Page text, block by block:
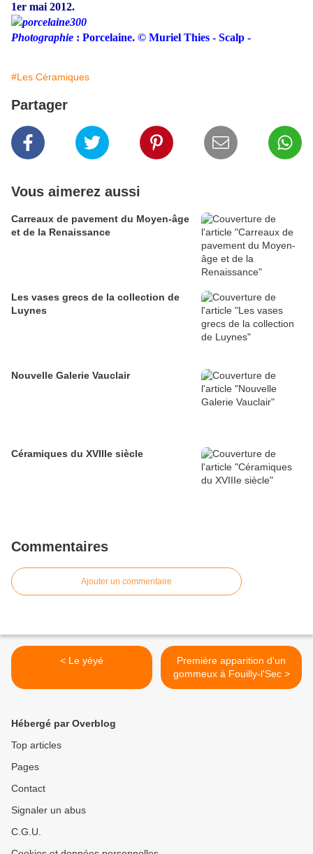
1er mai 2012.
Photographie : Porcelaine. © Muriel Thies - Scalp -
#Les Céramiques
Partager
Vous aimerez aussi
Carreaux de pavement du Moyen-âge
et de la Renaissance
Les vases grecs de la collection de
Luynes
Nouvelle Galerie Vauclair
Céramiques du XVIIIe siècle
Commentaires
Ajouter un commentaire
< Le yéyé
Première apparition d'un
gommeux à Fouilly-l'Sec >
Hébergé par Overblog
Top articles
Pages
Contact
Signaler un abus
C.G.U.